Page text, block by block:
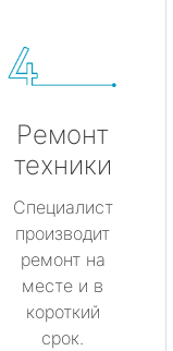
Ремонт
техники
Специалист
производит
ремонт на
месте и в
короткий
срок.